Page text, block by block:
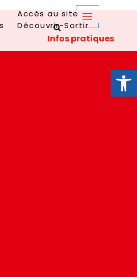
Ouvrir
Accès au site
Découvrir-Sortir